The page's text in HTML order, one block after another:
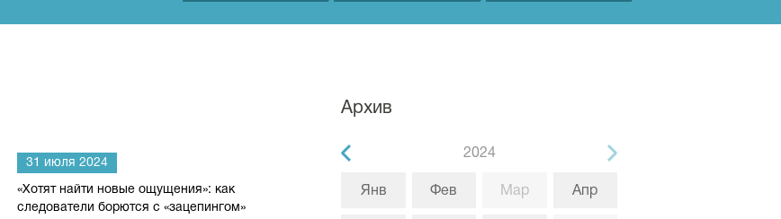
31 июля 2024
«Хотят найти новые ощущения»: как
следователи борются с «зацепингом»
Архив
2024
Янв Фев Мар Апр